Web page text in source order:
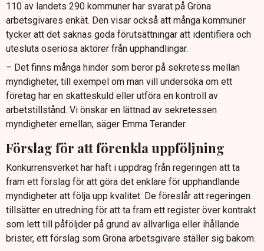
110 av landets 290 kommuner har svarat på Gröna
arbetsgivares enkät. Den visar också att många kommuner
tycker att det saknas goda förutsättningar att identifiera och
utesluta oseriösa aktörer från upphandlingar.
– Det finns många hinder som beror på sekretess mellan
myndigheter, till exempel om man vill undersöka om ett
företag har en skatteskuld eller utföra en kontroll av
arbetstillstånd. Vi önskar en lättnad av sekretessen
myndigheter emellan, säger Emma Terander.
Förslag för att förenkla uppföljning
Konkurrensverket har haft i uppdrag från regeringen att ta
fram ett förslag för att göra det enklare för upphandlande
myndigheter att följa upp kvalitet. De föreslår att regeringen
tillsätter en utredning för att ta fram ett register över kontrakt
som lett till påföljder på grund av allvarliga eller ihållande
brister, ett förslag som Gröna arbetsgivare ställer sig bakom.